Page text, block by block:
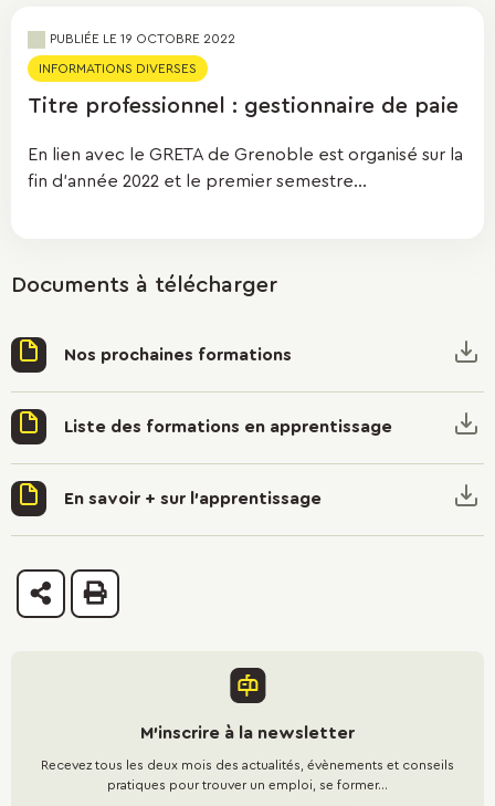
PUBLIÉE LE 19 OCTOBRE 2022
INFORMATIONS DIVERSES
Titre professionnel : gestionnaire de paie
En lien avec le GRETA de Grenoble est organisé sur la
fin d'année 2022 et le premier semestre...
Documents à télécharger
Nos prochaines formations
Liste des formations en apprentissage
En savoir + sur l'apprentissage
PartagerImprimer
M'inscrire à la newsletter
Recevez tous les deux mois des actualités, évènements et conseils
pratiques pour trouver un emploi, se former...